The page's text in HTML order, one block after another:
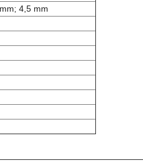
4,5 mm